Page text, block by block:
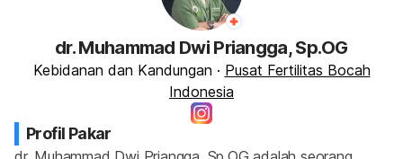
dr. Muhammad Dwi Priangga, Sp.OG
Kebidanan dan Kandungan · Pusat Fertilitas Bocah
Indonesia
Profil Pakar